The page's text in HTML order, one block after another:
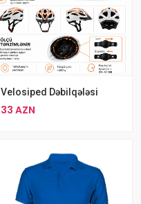
Velosiped Dəbilqələsi
33 AZN